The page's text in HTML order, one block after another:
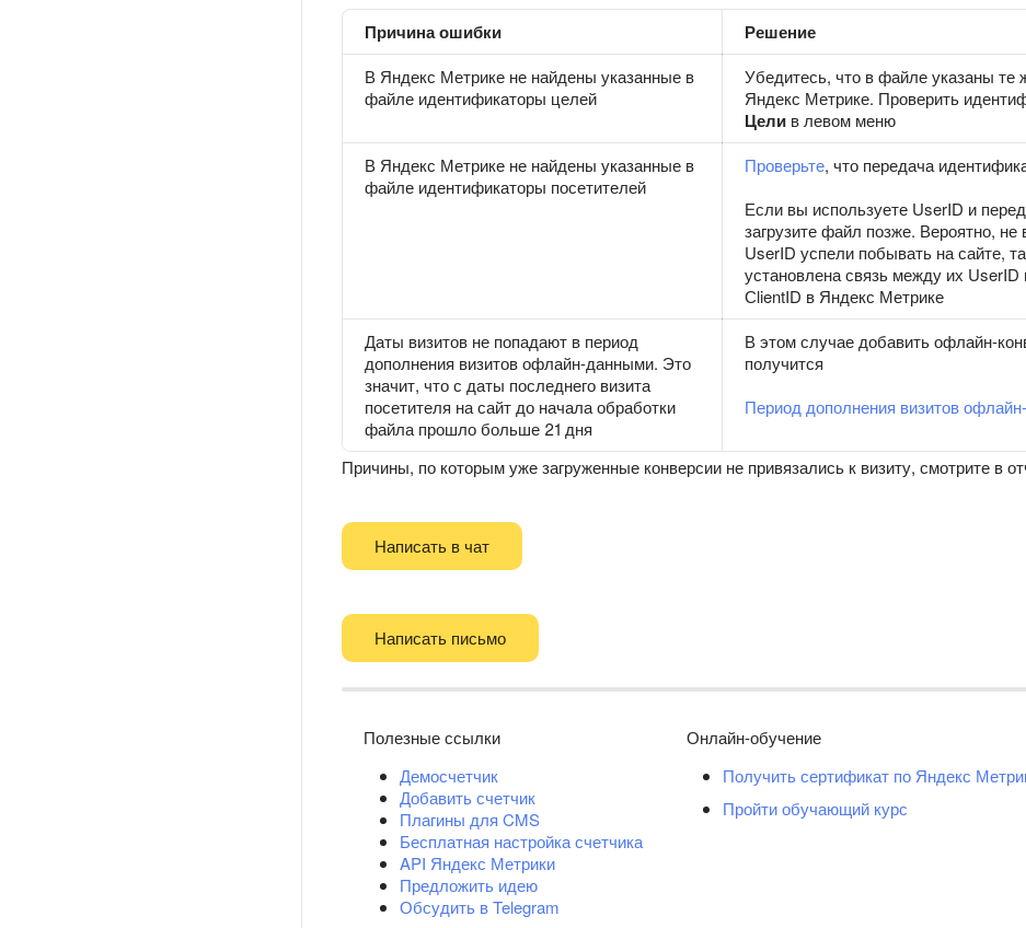
Причина ошибки Решение
В Яндекс Метрике не найдены указанные в
файле идентификаторы целей
Убедитесь, что в файле указаны те
Яндекс Метрике. Проверить
Цели в левом меню
В Яндекс Метрике не найдены указанные в
файле идентификаторы посетителей
Проверьте, что передача
Если вы используете UserID и
загрузите файл позже. Вероятно,
UserID успели побывать на сайте,
установлена связь между их
СlientID в Яндекс Метрике
Даты визитов не попадают в период
дополнения визитов офлайн-данными. Это
значит, что с даты последнего визита
посетителя на сайт до начала обработки
файла прошло больше 21 дня
В этом случае добавить офлайн-
получится
Период дополнения визитов
Причины, по которым уже загруженные конверсии не привязались к визиту, смотрите в
Написать в чат
Написать письмо
Полезные ссылки
Демосчетчик
Добавить счетчик
Плагины для CMS
Бесплатная настройка счетчика
API Яндекс Метрики
Предложить идею
Обсудить в Telegram
Онлайн-обучение
Получить сертификат по Яндекс
Пройти обучающий курс